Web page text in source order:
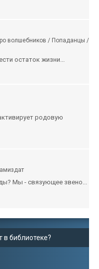
волшебников / Попаданцы /
остаток жизни...
родовую
Мы - связующее звено...
в библиотеке?